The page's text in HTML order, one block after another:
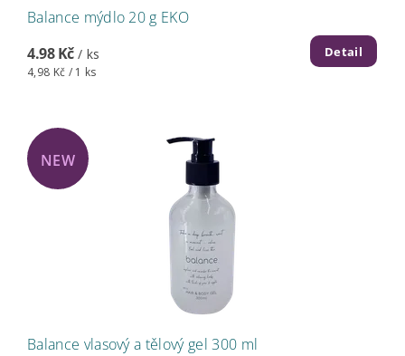
Balance mýdlo 20 g EKO
4.98 Kč / ks
4,98 Kč / 1 ks
Detail
NEW
Balance vlasový a tělový gel 300 ml